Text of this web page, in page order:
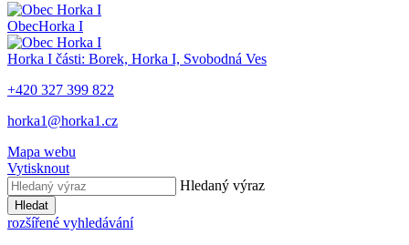
ObecHorka I
Horka I části: Borek, Horka I, Svobodná Ves
+420 327 399 822
horka1@horka1.cz
Mapa webu
Vytisknout
Hledaný výraz
Hledat
rozšířené vyhledávání